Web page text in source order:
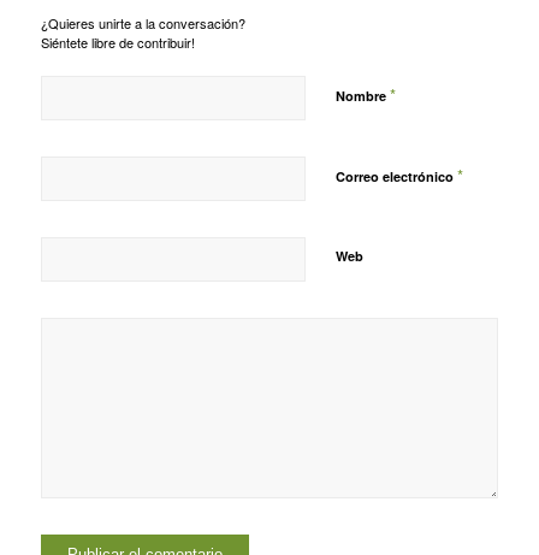
¿Quieres unirte a la conversación?
Siéntete libre de contribuir!
Nombre *
Correo electrónico *
Web